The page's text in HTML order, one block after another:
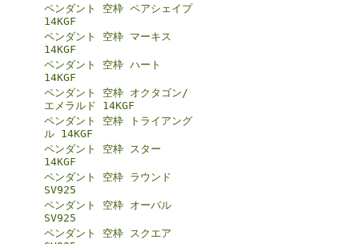
ペンダント 空枠 ペアシェイプ
14KGF
ペンダント 空枠 マーキス
14KGF
ペンダント 空枠 ハート
14KGF
ペンダント 空枠 オクタゴン/
エメラルド 14KGF
ペンダント 空枠 トライアング
ル 14KGF
ペンダント 空枠 スター
14KGF
ペンダント 空枠 ラウンド
SV925
ペンダント 空枠 オーバル
SV925
ペンダント 空枠 スクエア